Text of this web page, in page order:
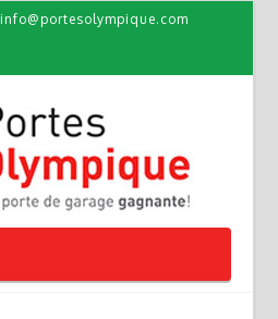
info@portesolympique.com